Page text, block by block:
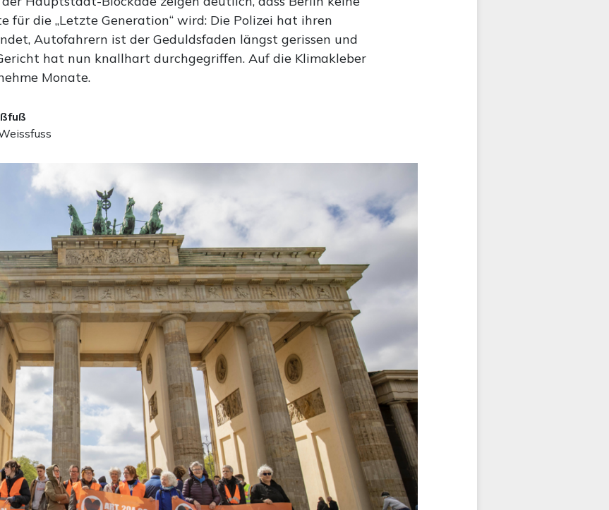
für die „Letzte Generation“ wird: Die Polizei hat ihren
Autofahrern ist der Geduldsfaden längst gerissen und
hat nun knallhart durchgegriffen. Auf die Klimakleber
Monate.